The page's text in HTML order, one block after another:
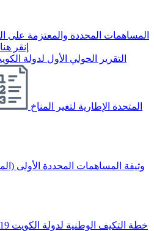
المساهمات المحددة والمعتزمة على
إنقر
التقرير الحولي الأول لدولة
المتحدة الإطارية لتغير المناخ
وثيقة المساهمات المحددة الأولى
خطة التكيف الوطنية لدولة الكويت 2019 -2030